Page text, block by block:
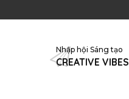
Nhập hội Sáng tạo
CREATIVE VIBES